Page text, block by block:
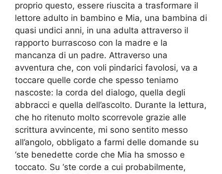
proprio questo, essere riuscita a trasformare il
lettore adulto in bambino e Mia, una bambina di
quasi undici anni, in una adulta attraverso il
rapporto burrascoso con la madre e la
mancanza di un padre. Attraverso una
avventura che, con voli pindarici favolosi, va a
toccare quelle corde che spesso teniamo
nascoste: la corda del dialogo, quella degli
abbracci e quella dell’ascolto. Durante la lettura,
che ho ritenuto molto scorrevole grazie alle
scrittura avvincente, mi sono sentito messo
all’angolo, obbligato a farmi delle domande su
‘ste benedette corde che Mia ha smosso e
toccato. Su ‘ste corde a cui probabilmente,